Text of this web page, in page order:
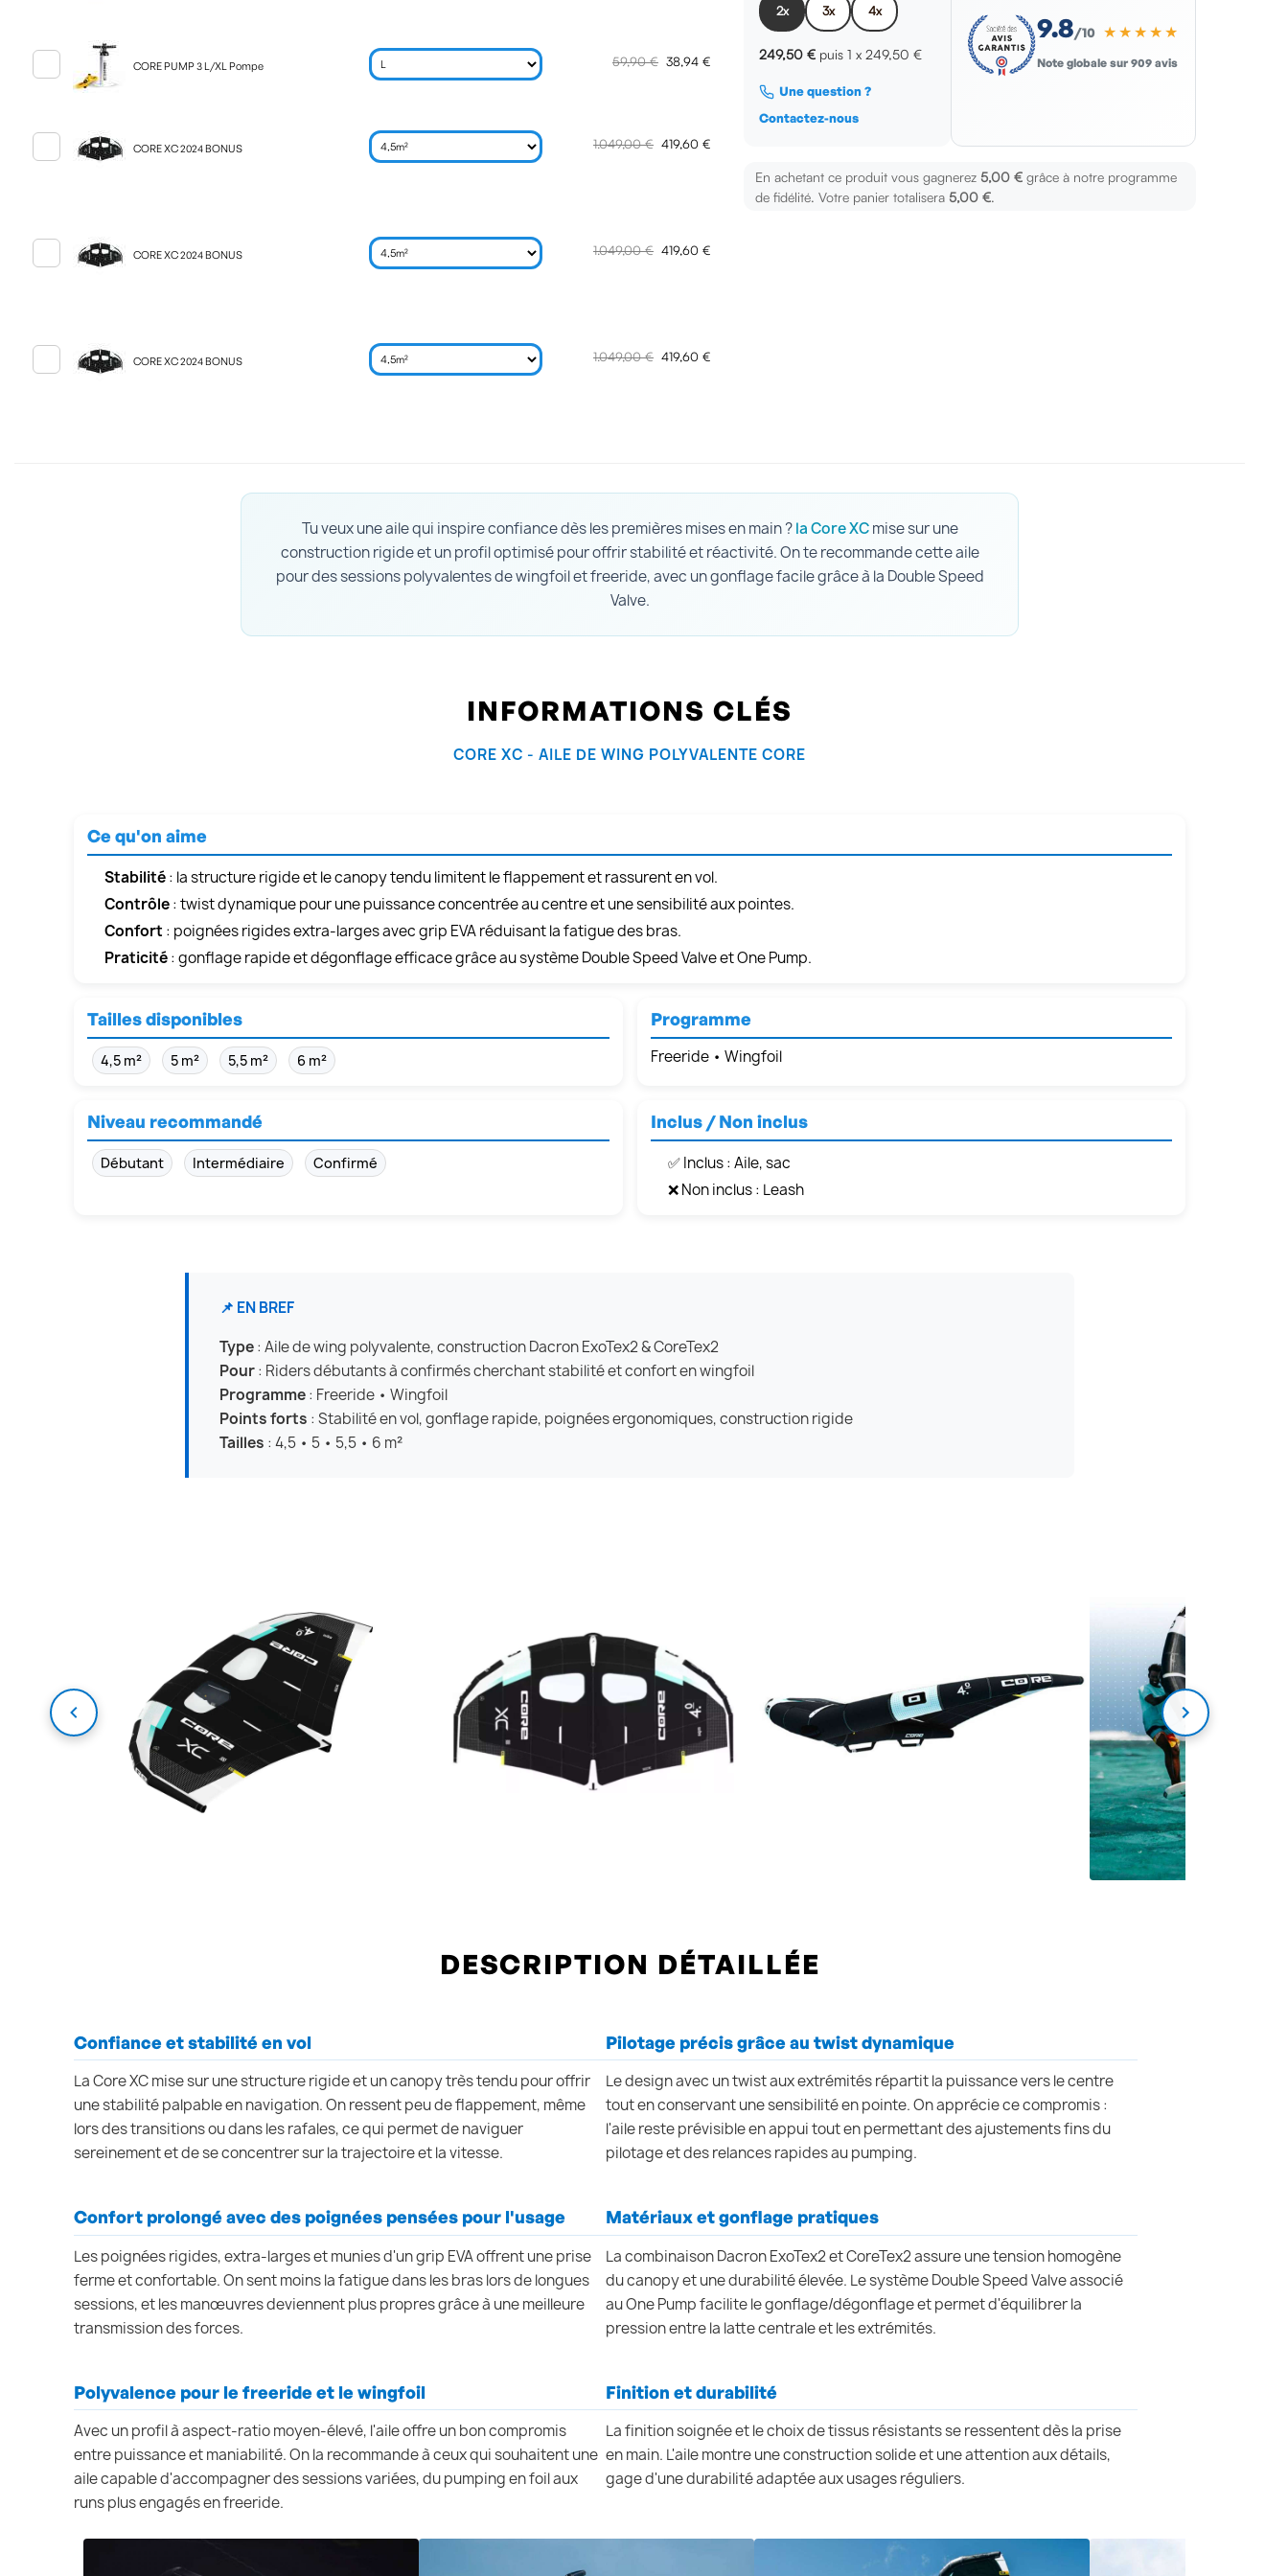
CORE PUMP 3 L/XL Pompe 59,90 € 38,94 €
CORE XC 2024 BONUS 1.049,00 € 419,60 €
CORE XC 2024 BONUS 1.049,00 € 419,60 €
CORE XC 2024 BONUS 1.049,00 € 419,60 €
2x 3x 4x
249,50 € puis 1 x249,50 €
Une question ?
Contactez-nous
9.8/10 ★★★★★
Note globale sur 909 avis
En achetant ce produit vous gagnerez 5,00 € grâce à notre programme
de fidélité. Votre panier totalisera 5,00 €.
Tu veux une aile qui inspire confiance dès les premières mises en main ?la Core XCmise sur une
construction rigide et un profil optimisé pour offrir stabilité et réactivité. On te recommande cette aile
pour des sessions polyvalentes de wingfoil et freeride, avec un gonflage facile grâce à la Double Speed
Valve.
INFORMATIONS CLÉS
CORE XC - AILE DE WING POLYVALENTE CORE
Ce qu'on aime
Stabilité: la structure rigide et le canopy tendu limitent le flappement et rassurent en vol.
Contrôle: twist dynamique pour une puissance concentrée au centre et une sensibilité aux pointes.
Confort : poignées rigides extra‑larges avec grip EVA réduisant la fatigue des bras.
Praticité: gonflage rapide et dégonflage efficace grâce au système Double Speed Valve et One Pump.
Tailles disponibles
4,5 m² 5 m² 5,5 m² 6 m²
Programme
Freeride • Wingfoil
Niveau recommandé
Débutant Intermédiaire Confirmé
Inclus / Non inclus
✅ Inclus : Aile, sac
❌ Non inclus : Leash
📌 EN BREF
Type: Aile de wing polyvalente, construction Dacron ExoTex2 & CoreTex2
Pour: Riders débutants à confirmés cherchant stabilité et confort en wingfoil
Programme: Freeride • Wingfoil
Points forts : Stabilité en vol, gonflage rapide, poignées ergonomiques, construction rigide
Tailles : 4,5 • 5 • 5,5 • 6 m²
DESCRIPTION DÉTAILLÉE
Confiance et stabilité en vol
La Core XC mise sur une structure rigide et un canopy très tendu pour offrir
une stabilité palpable en navigation. On ressent peu de flappement, même
lors des transitions ou dans les rafales, ce qui permet de naviguer
sereinement et de se concentrer sur la trajectoire et la vitesse.
Pilotage précis grâce au twist dynamique
Le design avec un twist aux extrémités répartit la puissance vers le centre
tout en conservant une sensibilité en pointe. On apprécie ce compromis :
l'aile reste prévisible en appui tout en permettant des ajustements fins du
pilotage et des relances rapides au pumping.
Confort prolongé avec des poignées pensées pour l'usage
Les poignées rigides, extra‑larges et munies d'un grip EVA offrent une prise
ferme et confortable. On sent moins la fatigue dans les bras lors de longues
sessions, et les manœuvres deviennent plus propres grâce à une meilleure
transmission des forces.
Matériaux et gonflage pratiques
La combinaison Dacron ExoTex2 et CoreTex2 assure une tension homogène
du canopy et une durabilité élevée. Le système Double Speed Valve associé
au One Pump facilite le gonflage/dégonflage et permet d'équilibrer la
pression entre la latte centrale et les extrémités.
Polyvalence pour le freeride et le wingfoil
Avec un profil à aspect‑ratio moyen‑élevé, l'aile offre un bon compromis
entre puissance et maniabilité. On la recommande à ceux qui souhaitent une
aile capable d'accompagner des sessions variées, du pumping en foil aux
runs plus engagés en freeride.
Finition et durabilité
La finition soignée et le choix de tissus résistants se ressentent dès la prise
en main. L'aile montre une construction solide et une attention aux détails,
gage d'une durabilité adaptée aux usages réguliers.